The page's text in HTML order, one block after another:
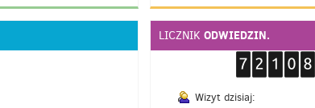
LICZNIK ODWIEDZIN.
Wizyt dzisiaj: